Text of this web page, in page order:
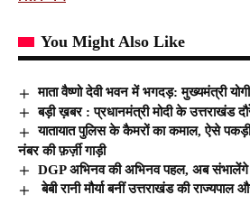
You Might Also Like
माता वैष्णो देवी भवन में भगदड़: मुख्यमंत्री
बड़ी ख़बर : प्रधानमंत्री मोदी के उत्तराखंड
यातायात पुलिस के कैमरों का कमाल, ऐसे
नंबर की फ़र्ज़ी गाड़ी
DGP अभिनव की अभिनव पहल, अब संभालेंगे
बेबी रानी मौर्या बनीं उत्तराखंड की